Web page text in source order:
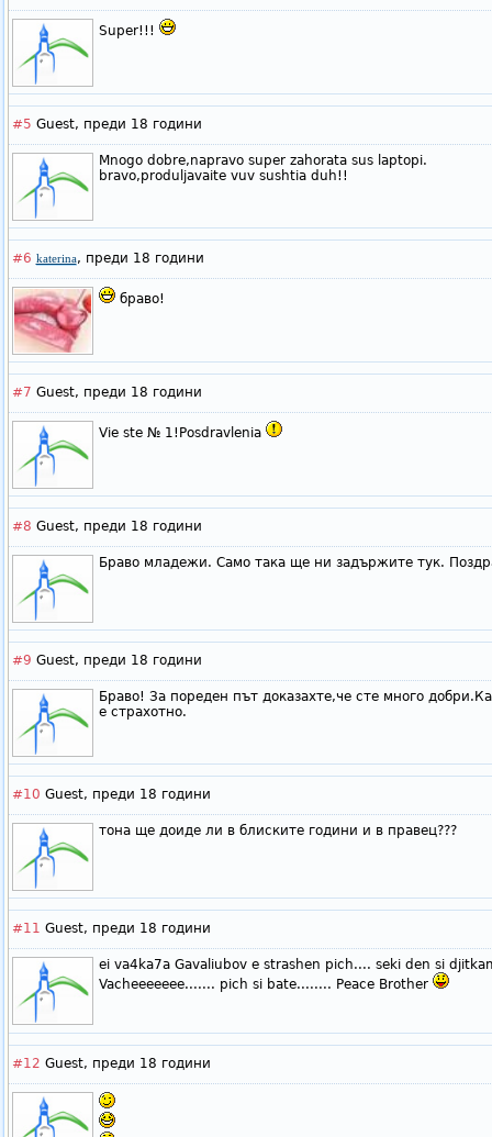
Super!!!
#5 Guest, преди 18 години
Mnogo dobre,napravo super zahorata sus laptopi.
bravo,produljavaite vuv sushtia duh!!
#6 katerina, преди 18 години
браво!
#7 Guest, преди 18 години
Vie ste № 1!Posdravlenia
#8 Guest, преди 18 години
Браво младежи. Само така ще ни задържите тук.
#9 Guest, преди 18 години
Браво! За пореден път доказахте,че сте много
е страхотно.
#10 Guest, преди 18 години
тона ще доиде ли в блиските години и в правец???
#11 Guest, преди 18 години
ei va4ka7a Gavaliubov e strashen pich.... seki den si
Vacheeeeeee....... pich si bate........ Peace Brother
#12 Guest, преди 18 години